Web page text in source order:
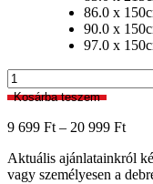
86.0 x
90.0 x
97.0 x
Prémium
sávroló
Comfort
Kosárba teszem
9 699 Ft – 20 999 Ft
699
-
Aktuális ajánlatainkról
vagy személyesen a